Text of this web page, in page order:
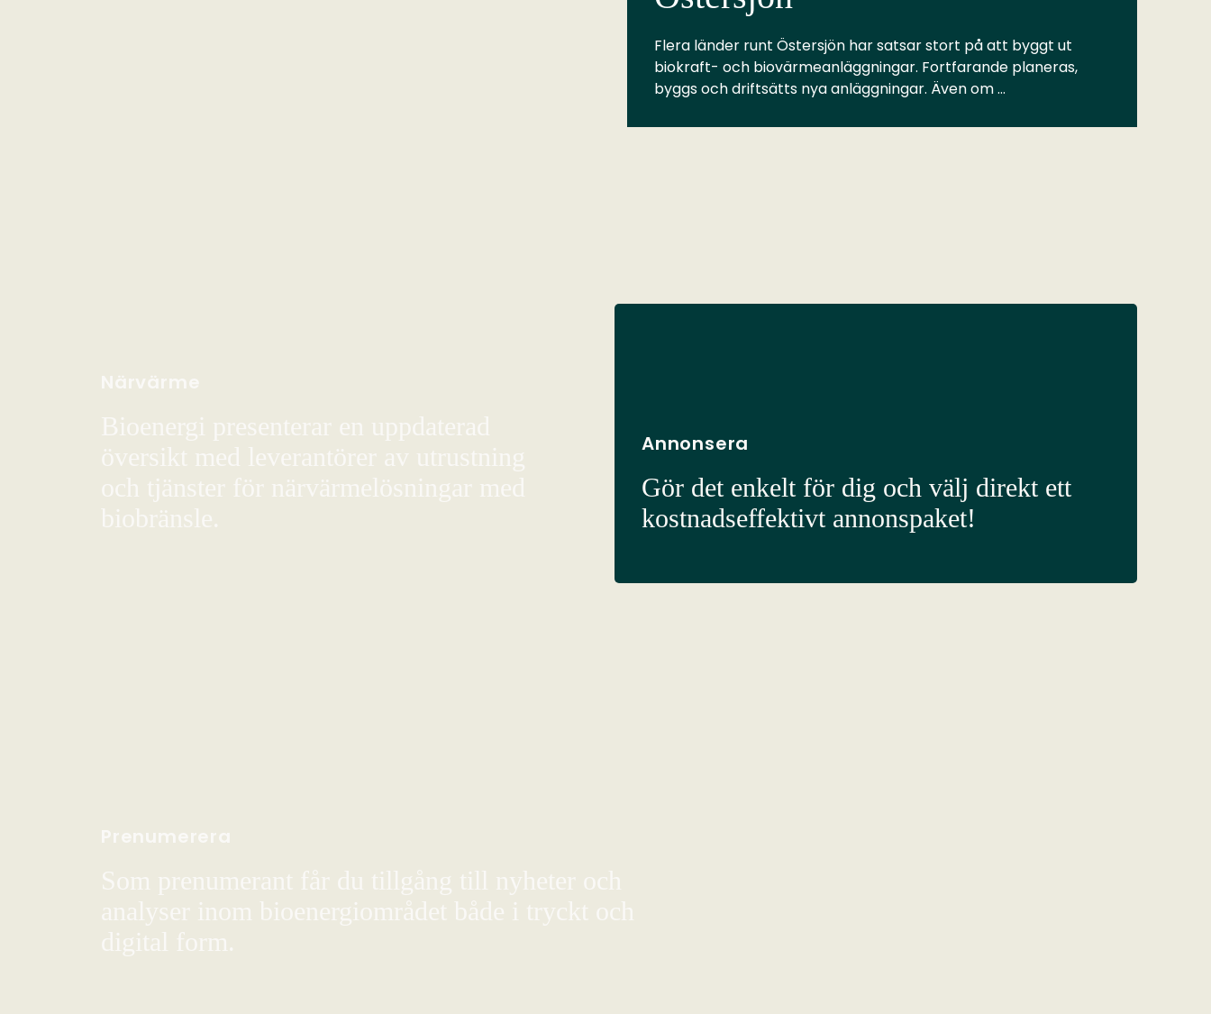
Flera länder runt Östersjön har satsar stort på att byggt ut
biokraft- och biovärmeanläggningar. Fortfarande planeras,
byggs och driftsätts nya anläggningar. Även om …
Närvärme
Bioenergi presenterar en uppdaterad
översikt med leverantörer av utrustning
och tjänster för närvärmelösningar med
biobränsle.
Annonsera
Gör det enkelt för dig och välj direkt ett
kostnadseffektivt annonspaket!
Prenumerera
Som prenumerant får du tillgång till nyheter och
analyser inom bioenergiområdet både i tryckt och
digital form.